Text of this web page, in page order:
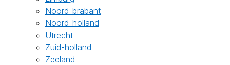
Noord-brabant
Noord-holland
Utrecht
Zuid-holland
Zeeland